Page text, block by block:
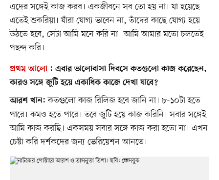
এদের সঙ্গেই কাজ করব। একজীবনে সব তো হয় না। যা হয়েছে
এতেই শুকরিয়া। যাঁরা যোগ্য ভাবেন না, তাঁদের কাছে যোগ্য হয়ে
উঠতে হবে, সেটা আমি মনে করি না। আমি আমার মতো চলতেই
পছন্দ করি।
প্রথম আলো: এবার ভালোবাসা দিবসে কতগুলো কাজ করেছেন,
কারও সঙ্গে জুটি হয়ে একাধিক কাজে দেখা যাবে?
আরশ খান:কতগুলো কাজ রিলিজ হবে জানি না। ৮-১০টা হতে
পারে। কমও হতে পারে। তবে জুটি হয়ে কাজ করিনি। সবার সঙ্গেই
আমি কাজ করছি। একসময় সবার সঙ্গে কাজ করা হতো না। এখন
চেষ্টা করি দর্শকদের জন্য ভেরিয়েশন আনতে।